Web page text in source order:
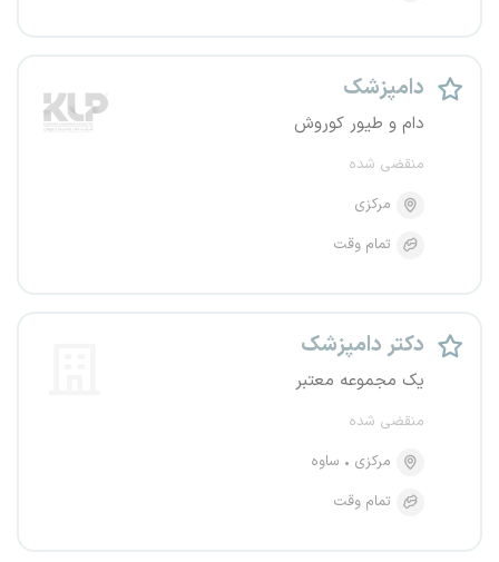
دامپزشک
دام و طیور کوروش
منقضی شده
مرکزی
تمام وقت
دکتر دامپزشک
یک مجموعه معتبر
منقضی شده
مرکزی
ساوه
تمام وقت